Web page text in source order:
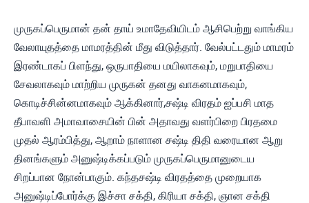
முருகப்பெருமான் தன் தாய் உமாதேவியிடம் ஆசிபெற்று வாங்கிய
வேலாயுதத்தை மாமரத்தின் மீது விடுத்தார். வேல்பட்டதும் மாமரம்
இரண்டாகப் பிளந்து, ஒருபாதியை மயிலாகவும், மறுபாதியை
சேவலாகவும் மாற்றிய முருகன் தனது வாகனமாகவும்,
கொடிச்சின்னமாகவும் ஆக்கினார்,சஷ்டி விரதம் ஐப்பசி மாத
தீபாவளி அமாவாசையின் பின் அதாவது வளர்பிறை பிரதமை
முதல் ஆரம்பித்து, ஆறாம் நாளான சஷ்டி திதி வரையான ஆறு
தினங்களும் அனுஷ்டிக்கப்படும் முருகப்பெருமானுடைய
சிறப்பான நோன்பாகும். கந்தசஷ்டி விரதத்தை முறையாக
அனுஷ்டிப்போர்க்கு இச்சா சக்தி, கிரியா சக்தி, ஞான சக்தி